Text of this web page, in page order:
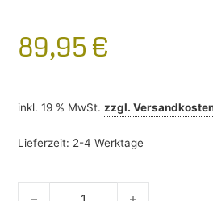
89,95 €
inkl. 19 % MwSt. zzgl.
Lieferzeit: 2-4 Werktage
Ladekantenschutz Edelstahl